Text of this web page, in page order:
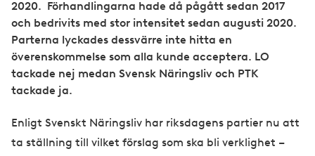
2020. Förhandlingarna hade då pågått sedan 2017
och bedrivits med stor intensitet sedan augusti 2020.
Parterna lyckades dessvärre inte hitta en
överenskommelse som alla kunde acceptera. LO
tackade nej medan Svensk Näringsliv och PTK
tackade ja.
Enligt Svenskt Näringsliv har riksdagens partier nu att
ta ställning till vilket förslag som ska bli verklighet –